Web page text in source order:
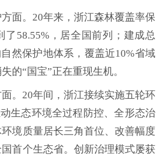
面。20年来，浙江森林覆盖率保
了58.55%，居全国前列；建成总
然保护地体系，覆盖近10%省域
的“国宝”正在重现生机。
。20年间，浙江接续实施五轮环
生态环境全过程防控、全形态治
境质量居长三角首位、改善幅度
首个生态省。创新治理模式屡获